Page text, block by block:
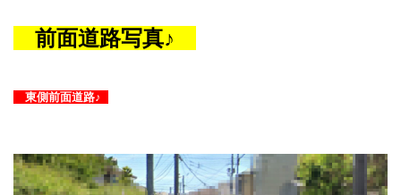
前面道路写真♪
東側前面道路♪